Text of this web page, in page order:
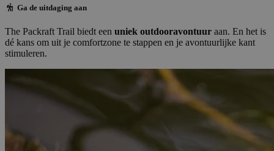
Ga de uitdaging aan
The Packraft Trail biedt een uniek outdooravontuur aan. En het is
dé kans om uit je comfortzone te stappen en je avontuurlijke kant
stimuleren.